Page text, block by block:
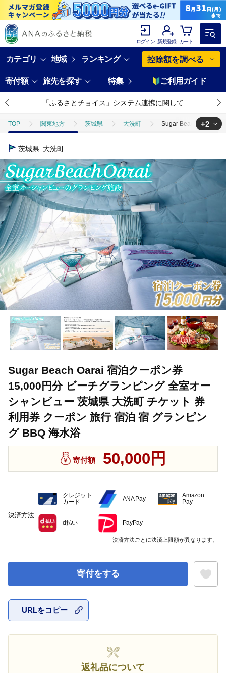
ログイン 新規登録 カート
カテゴリ 地域 ランキング 控除額を調べる
寄付額 旅先を探す 特集 ご利用ガイド
「ふるさとチョイス」システム連携に関して
TOP 関東地方 茨城県 大洗町 Sugar Beach Oarai 宿
TOP
TOP 旅行・宿泊・体験 宿泊券 Sugar Beach Oarai 宿泊ク
+2
茨城県 大洗町
Sugar Beach Oarai 宿泊クーポン券
15,000円分 ビーチグランピング 全室オー
シャンビュー 茨城県 大洗町 チケット 券
利用券 クーポン 旅行 宿泊 宿 グランピン
グ BBQ 海水浴
寄付額 50,000円
寄付をする
URLをコピー
返礼品について
決済方法
クレジット
カード
ANA Pay
Amazon
Pay
d払い PayPay
決済方法ごとに決済上限額が異なります。